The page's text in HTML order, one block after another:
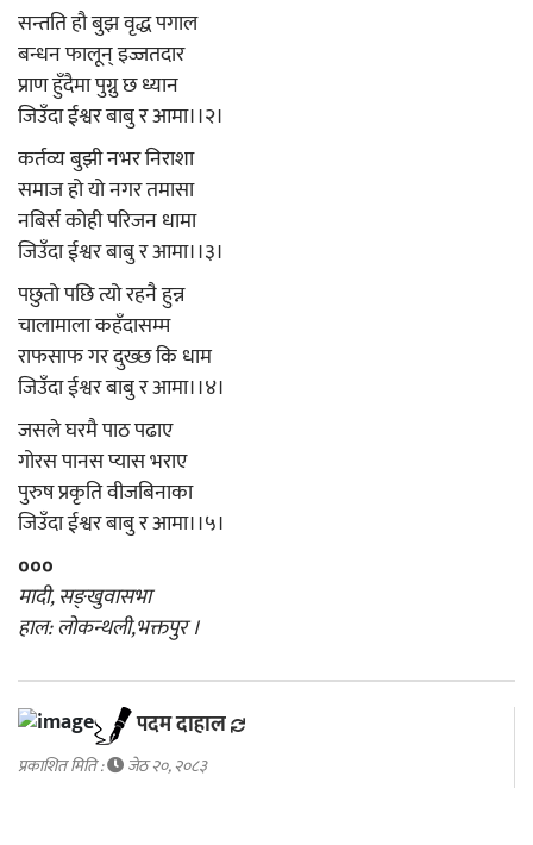
सन्तति हौ बुझ वृद्ध पगाल
बन्धन फालून् इज्जतदार
प्राण हुँदैमा पुग्नु छ ध्यान
जिउँदा ईश्वर बाबु र आमा।।२।
कर्तव्य बुझी नभर निराशा
समाज हो यो नगर तमासा
नबिर्स कोही परिजन धामा
जिउँदा ईश्वर बाबु र आमा।।३।
पछुतो पछि त्यो रहनै हुन्न
चालामाला कहँदासम्म
राफसाफ गर दुख्छ कि धाम
जिउँदा ईश्वर बाबु र आमा।।४।
जसले घरमै पाठ पढाए
गोरस पानस प्यास भराए
पुरुष प्रकृति वीजबिनाका
जिउँदा ईश्वर बाबु र आमा।।५।
०००
मादी, सङ्खुवासभा
हाल: लोकन्थली,भक्तपुर ।
पदम दाहाल
प्रकाशित मिति : जेठ २०, २०८३